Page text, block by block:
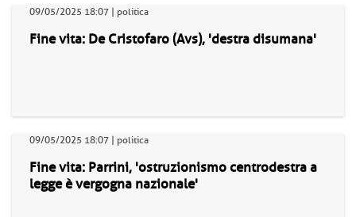
09/05/2025 18:07 | politica
Fine vita: De Cristofaro (Avs), 'destra disumana'
09/05/2025 18:07 | politica
Fine vita: Parrini, 'ostruzionismo centrodestra a
legge è vergogna nazionale'